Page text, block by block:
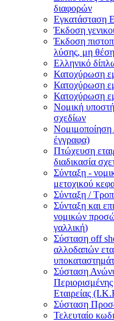
διαφορών
Εγκατάσταση
Έκδοση
Έκδοση
λύσης, μη
Ελληνικό
Κατοχύρωση
Κατοχύρωση
Κατοχύρωση
Νομική
σχεδίων
Νομιμοποίηση
έγγραφα)
Πτώχευση
διαδικασία
Σύνταξη -
μετοχικού
Σύνταξη /
Σύνταξη και
νομικών
γαλλική)
Σύσταση off
αλλοδαπών
Σύσταση
Εταιρείας
Σύσταση
Τελευταίο